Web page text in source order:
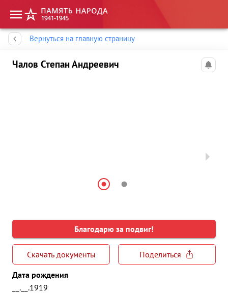
Вернуться на главную страницу
Чалов Степан Андреевич
Благодарю за подвиг!
Скачать документы
Поделиться
Дата рождения
__.__.1919
Память народа